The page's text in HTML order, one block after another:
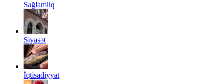
Sağlamliq
Siyasət
İqtisadiyyat